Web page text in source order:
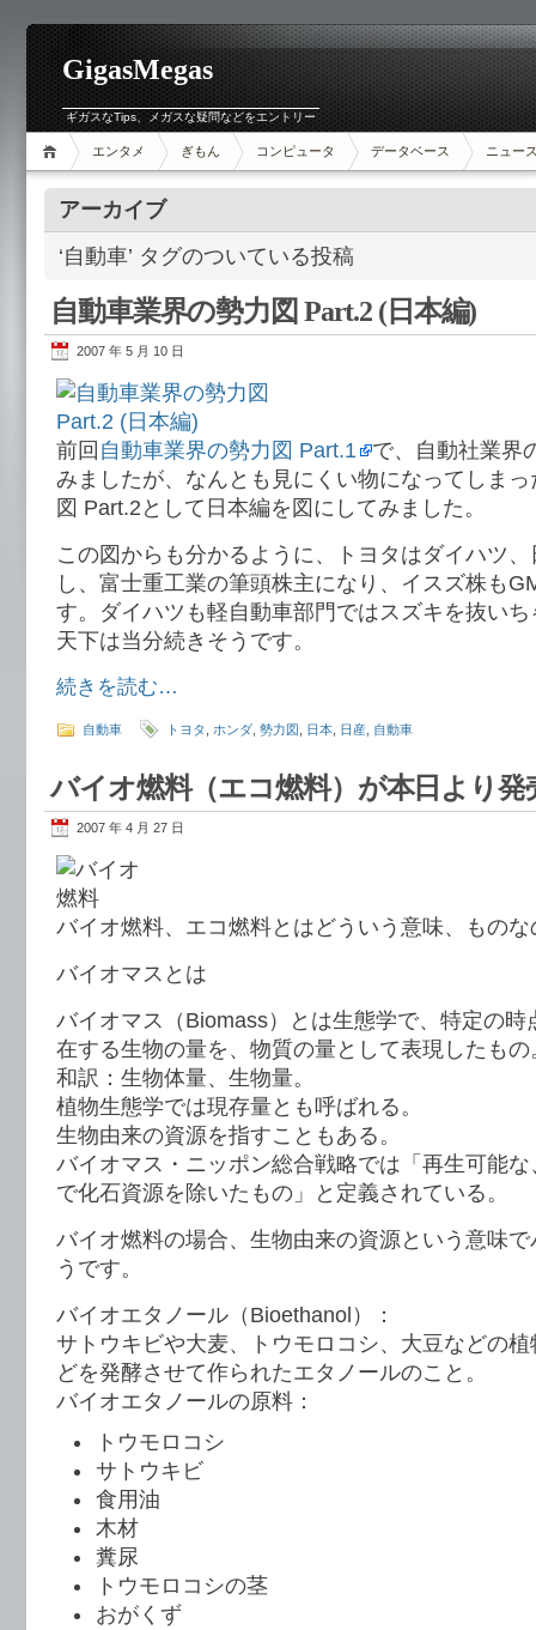
GigasMegas
ギガスなTips、メガスな疑問などをエントリー
エンタメ ぎもん コンピュータ データベース ニュー
アーカイブ
‘自動車’ タグのついている投稿
自動車業界の勢力図 Part.2 (日本編)
2007 年 5 月 10 日
前回 自動車業界の勢力図 Part.1
で、自動社業界
みましたが、なんとも見にくい物になってしま
図 Part.2として日本編を図にしてみました。
この図からも分かるように、トヨタはダイハツ
し、富士重工業の筆頭株主になり、イスズ株も
す。ダイハツも軽自動車部門ではスズキを抜い
天下は当分続きそうです。
続きを読む…
自動車 トヨタ ホンダ 勢力図 日本 日産 自動車
バイオ燃料（エコ燃料）が本日より発
2007 年 4 月 27 日
バイオ燃料、エコ燃料とはどういう意味、もの
バイオマスとは
バイオマス（Biomass）とは生態学で、特定の時
在する生物の量を、物質の量として表現したもの
和訳：生物体量、生物量。
植物生態学では現存量とも呼ばれる。
生物由来の資源を指すこともある。
バイオマス・ニッポン総合戦略では「再生可能
で化石資源を除いたもの」と定義されている。
バイオ燃料の場合、生物由来の資源という意味
うです。
バイオエタノール（Bioethanol）：
サトウキビや大麦、トウモロコシ、大豆などの
どを発酵させて作られたエタノールのこと。
バイオエタノールの原料：
トウモロコシ
サトウキビ
食用油
木材
糞尿
トウモロコシの茎
おがくず